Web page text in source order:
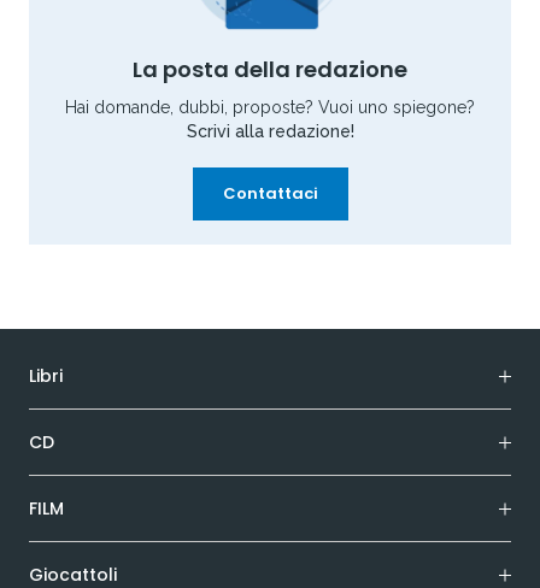
La posta della redazione
Hai domande, dubbi, proposte? Vuoi uno spiegone?
Scrivi alla redazione!
Contattaci
Libri
CD
FILM
Giocattoli